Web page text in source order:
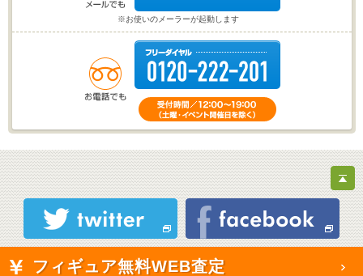
※お使いのメーラーが起動します
フィギュア無料WEB査定